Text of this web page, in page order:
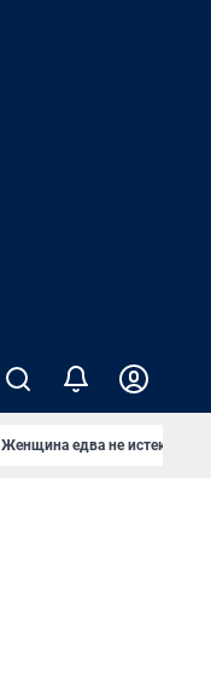
Женщина едва не истекла